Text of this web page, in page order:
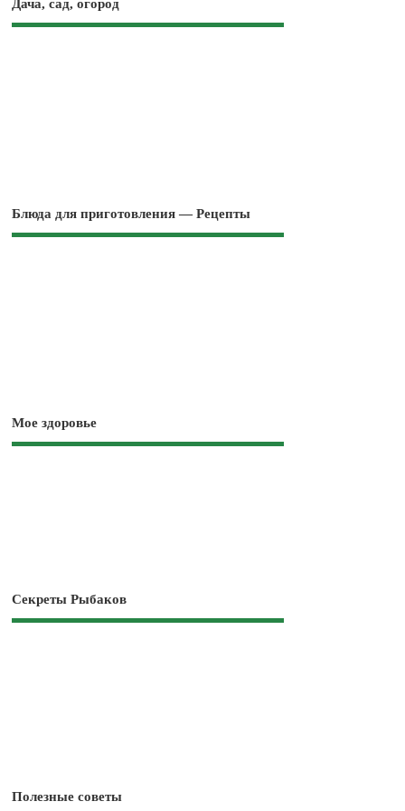
Дача, сад, огород
Блюда для приготовления — Рецепты
Мое здоровье
Секреты Рыбаков
Полезные советы